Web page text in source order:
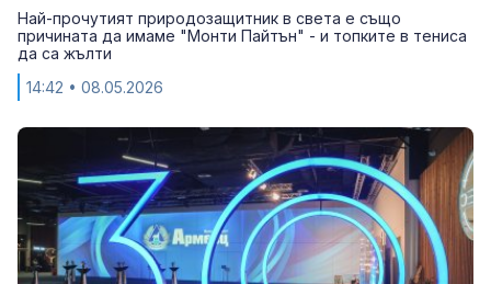
Най-прочутият природозащитник в света е също
причината да имаме "Монти Пайтън" - и топките в тениса
да са жълти
14:42 • 08.05.2026